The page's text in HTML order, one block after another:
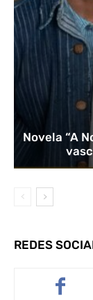
Novela “A
REDES